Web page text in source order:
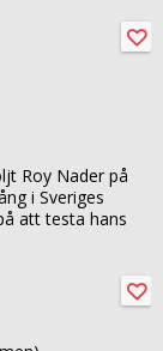
Roy Nader på
i Sveriges
att testa hans